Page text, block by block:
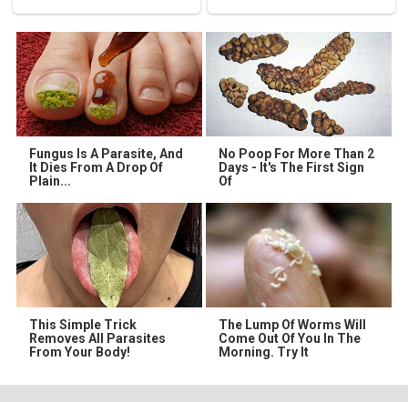
Fungus Is A Parasite, And
It Dies From A Drop Of
Plain...
No Poop For More Than 2
Days - It's The First Sign
Of
This Simple Trick
Removes All Parasites
From Your Body!
The Lump Of Worms Will
Come Out Of You In The
Morning. Try It